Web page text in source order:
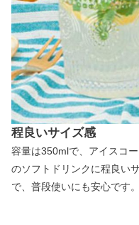
程良いサイズ感
容量は350mlで、アイスコ
のソフトドリンクに程良い
で、普段使いにも安心です。